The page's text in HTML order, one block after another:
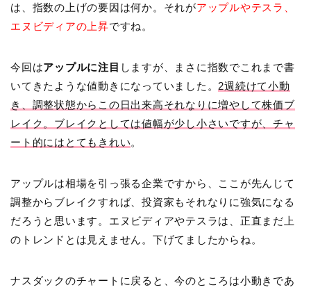
は、指数の上げの要因は何か。それがアップルやテスラ、
エヌビディアの上昇ですね。
今回はアップルに注目 しますが、まさに指数でこれまで書
いてきたような値動きになっていました。 2週続けて小動
き、調整状態からこの日出来高それなりに増やして株価ブ
レイク。ブレイクとしては値幅が少し小さいですが、チャ
ート的にはとてもきれい。
アップルは相場を引っ張る企業ですから、ここが先んじて
調整からブレイクすれば、投資家もそれなりに強気になる
だろうと思います。エヌビディアやテスラは、正直まだ上
のトレンドとは見えません。下げてましたからね。
ナスダックのチャートに戻ると、今のところは小動きであ